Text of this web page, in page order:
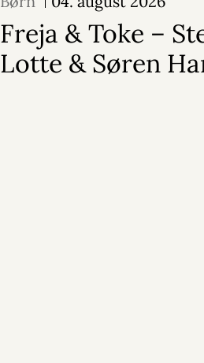
Freja & Toke –
Lotte & Søren